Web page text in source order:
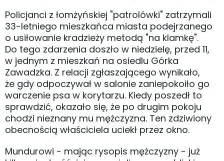
Policjanci z łomżyńskiej "patrolówki" zatrzymali
33-letniego mieszkańca miasta podejrzanego
o usiłowanie kradzieży metodą "na klamkę".
Do tego zdarzenia doszło w niedzielę, przed 11,
w jednym z mieszkań na osiedlu Górka
Zawadzka. Z relacji zgłaszającego wynikało,
że gdy odpoczywał w salonie zaniepokoiło go
warczenie psa w korytarzu. Kiedy poszedł to
sprawdzić, okazało się, że po drugim pokoju
chodzi nieznany mu mężczyzna. Ten zdziwiony
obecnością właściciela uciekł przez okno.
Mundurowi - mając rysopis mężczyzny - już